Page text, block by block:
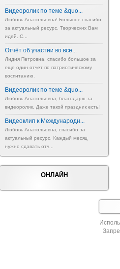
Видеоролик по теме &quo...
Любовь Анатольевна! Большое спасибо
за актуальный ресурс. Творческих Вам
идей. С...
Отчёт об участии во все...
Лидия Петровна, спасибо большое за
еще один отчет по патриотическому
воспитанию.
Видеоролик по теме &quo...
Любовь Анатольевна, благодарю за
видеоролик. Даже такой праздник есть!
Видеоклип к Международн...
Любовь Анатольевна, спасибо за
актуальный ресурс. Каждый месяц
нужно сдавать отч...
ОНЛАЙН